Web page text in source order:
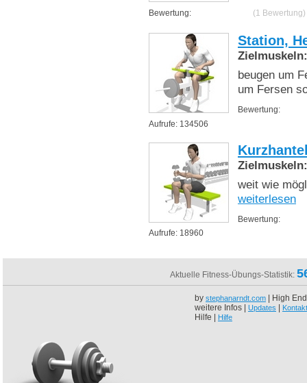
Bewertung: (1 Bewertung)
Station,
Zielmuskeln:
beugen um
um Fersen
Bewertung:
Aufrufe: 134506
Zielmuskeln:
weit wie
weiterlesen
Bewertung:
Aufrufe: 18960
Aktuelle Fitness-Übungs-Statistik:
by stephanarndt.com | High
weitere Infos | Updates Kontakt
Hilfe | Hilfe